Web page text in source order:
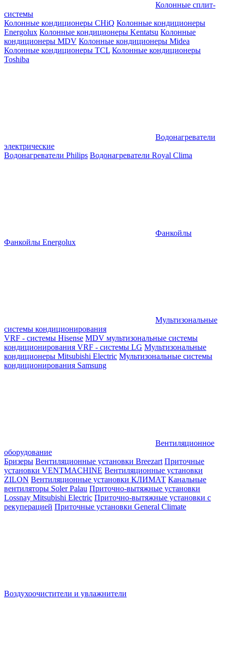
Колонные сплит-
системы
Колонные кондиционеры CHiQ Колонные кондиционеры
Energolux Колонные кондиционеры Kentatsu Колонные
кондиционеры MDV Колонные кондиционеры Midea
Колонные кондиционеры TCL Колонные кондиционеры
Toshiba
Водонагреватели
электрические
Водонагреватели Philips Водонагреватели Royal Clima
Фанкойлы
Фанкойлы Energolux
Мультизональные
системы кондиционирования
VRF - системы Hisense MDV мультизональные системы
кондиционирования VRF - системы LG Мультизональные
кондиционеры Mitsubishi Electric Мультизональные системы
кондиционирования Samsung
Вентиляционное
оборудование
Бризеры Вентиляционные установки Breezart Приточные
установки VENTMACHINE Вентиляционные установки
ZILON Вентиляционные установки КЛИМАТ Канальные
вентиляторы Soler Palau Приточно-вытяжные установки
Lossnay Mitsubishi Electric Приточно-вытяжные установки с
рекуперацией Приточные установки General Climate
Воздухоочистители и увлажнители